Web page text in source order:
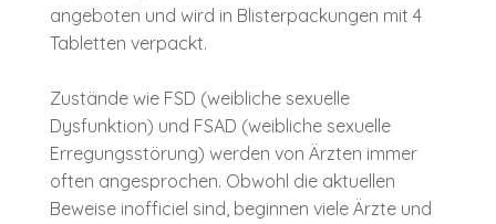
angeboten und wird in Blisterpackungen mit 4
Tabletten verpackt.
Zustände wie FSD (weibliche sexuelle
Dysfunktion) und FSAD (weibliche sexuelle
Erregungsstörung) werden von Ärzten immer
often angesprochen. Obwohl die aktuellen
Beweise inofficiel sind, beginnen viele Ärzte und